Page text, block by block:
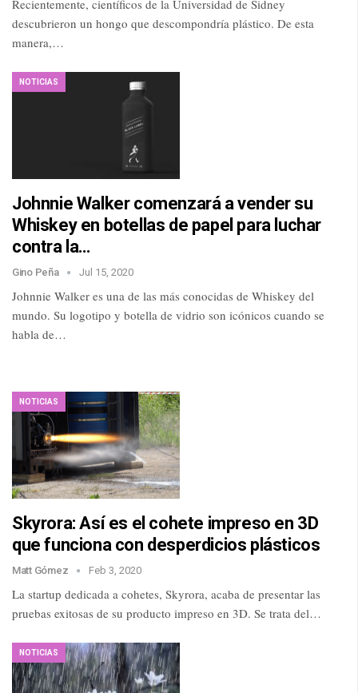
Recientemente, científicos de la Universidad de Sidney
descubrieron un hongo que descompondría plástico. De esta
manera,…
NOTICIAS
Johnnie Walker comenzará a vender su
Whiskey en botellas de papel para luchar
contra la…
Gino Peña Jul 15, 2020
Johnnie Walker es una de las más conocidas de Whiskey del
mundo. Su logotipo y botella de vidrio son icónicos cuando se
habla de…
NOTICIAS
Skyrora: Así es el cohete impreso en 3D
que funciona con desperdicios plásticos
Matt Gómez Feb 3, 2020
La startup dedicada a cohetes, Skyrora, acaba de presentar las
pruebas exitosas de su producto impreso en 3D. Se trata del…
NOTICIAS